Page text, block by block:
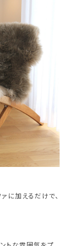
に加えるだけで、